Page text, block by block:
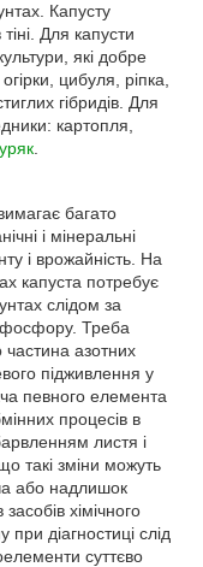
Капусту
Для капусти
які добре
цибуля, ріпка,
гібридів. Для
картопля,
багато
і мінеральні
і врожайність. На
капуста потребує
слідом за
фосфору. Треба
азотних
підживлення у
певного елемента
процесів в
листя і
такі зміни можуть
або надлишок
хімічного
діагностиці слід
суттєво